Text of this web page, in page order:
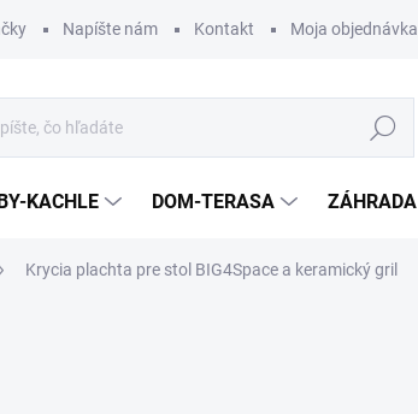
Napíšte nám Kontakt Moja objednávka
Hľadať
KACHLE DOM-TERASA ZÁHRADA
Krycia plachta pre stol BIG4Space a keramický gril